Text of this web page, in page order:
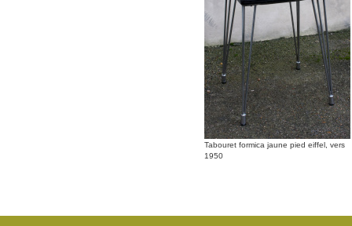
Tabouret formica jaune pied eiffel, vers
1950